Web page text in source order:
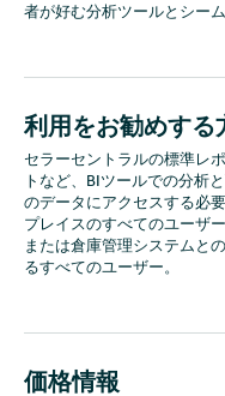
者が好む分析ツールとシー
利用をお勧めする
セラーセントラルの標準レ
トなど、BIツールでの分析
のデータにアクセスする必
プレイスのすべてのユーザ
または倉庫管理システムと
るすべてのユーザー。
価格情報